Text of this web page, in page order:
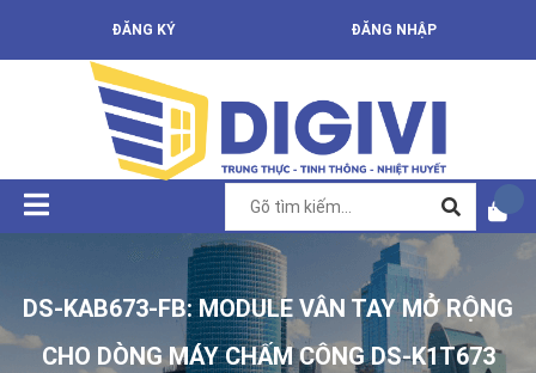
ĐĂNG KÝ ĐĂNG NHẬP
DS-KAB673-FB: MODULE VÂN TAY MỞ RỘNG
CHO DÒNG MÁY CHẤM CÔNG DS-K1T673